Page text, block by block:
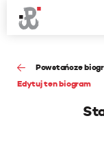
Powstańcze
Edytuj ten biogram